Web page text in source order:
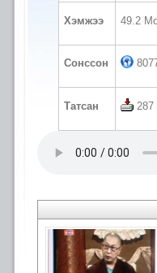
Хэмжээ 49.2
Сонссон
Татсан 287